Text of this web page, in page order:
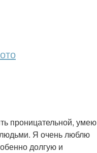
проницательной, умею
Я очень люблю
долгую и